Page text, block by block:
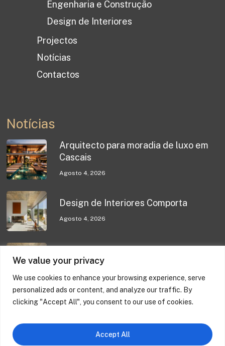
We value your privacy
We use cookies to enhance your browsing experience, serve
personalized ads or content, and analyze our traffic. By
clicking "Accept All", you consent to our use of cookies.
Accept All
Engenharia e Construção
Design de Interiores
Projectos
Notícias
Contactos
Notícias
Arquitecto para moradia de luxo em
Cascais
Agosto 4, 2026
Design de Interiores Comporta
Agosto 4, 2026
Design de Interiores Comporta
Casa M – Melides
Junho 17, 2026